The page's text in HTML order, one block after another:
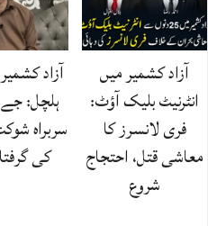
آزاد کشمیر میں
انٹرنیٹ بلیک آؤٹ:
فری لانسرز کا
معاشی قتل، احتجاج
شروع
آزاد
ہلچل:
سربراہ
کی